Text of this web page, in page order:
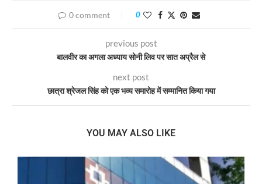
0 comment 0
previous post
बालवीर का अगला अध्‍याय सोनी लिव पर सात अप्रैल से
next post
छात्रा श्रेजल सिंह को एक भव्य समारोह में सम्मानित किया गया
YOU MAY ALSO LIKE